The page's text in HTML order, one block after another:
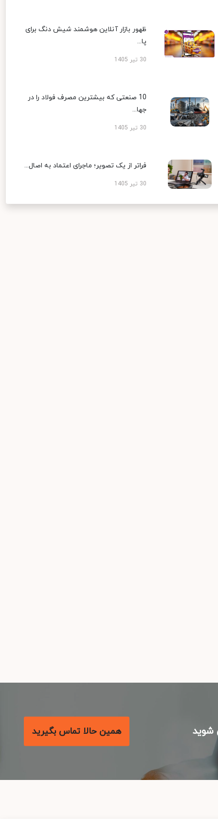
ظهور بازار آنلاین هوشمند شیش دنگ برای
پا...
30 تیر 1405
10 صنعتی که بیشترین مصرف فولاد را در
جها...
30 تیر 1405
فراتر از یک تصویر؛ ماجرای اعتماد به اصال...
30 تیر 1405
همین حالا تماس بگیرید